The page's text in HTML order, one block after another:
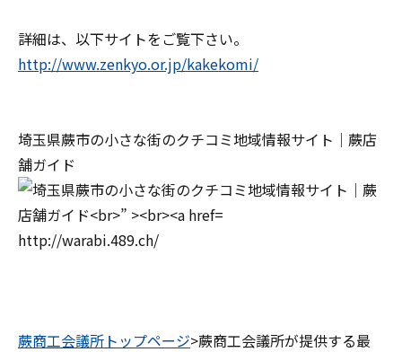
詳細は、以下サイトをご覧下さい。
http://www.zenkyo.or.jp/kakekomi/
埼玉県蕨市の小さな街のクチコミ地域情報サイト｜蕨店
舗ガイド
http://warabi.489.ch/
蕨商工会議所トップページ>蕨商工会議所が提供する最